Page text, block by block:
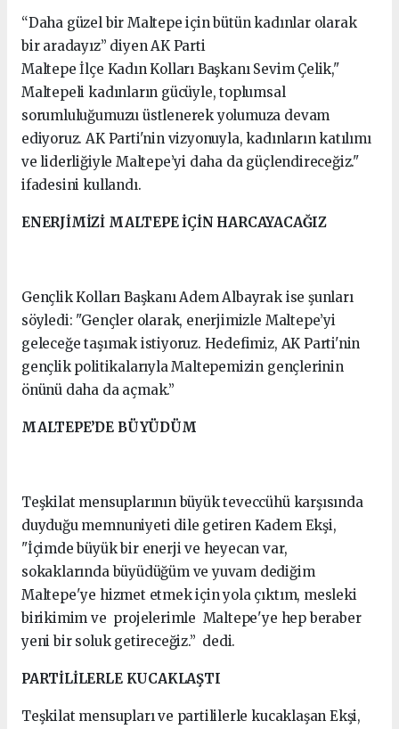
“Daha güzel bir Maltepe için bütün kadınlar olarak
bir aradayız” diyen AK Parti
Maltepe İlçe Kadın Kolları Başkanı Sevim Çelik,"
Maltepeli kadınların gücüyle, toplumsal
sorumluluğumuzu üstlenerek yolumuza devam
ediyoruz. AK Parti'nin vizyonuyla, kadınların katılımı
ve liderliğiyle Maltepe’yi daha da güçlendireceğiz."
ifadesini kullandı.
ENERJİMİZİ MALTEPE İÇİN HARCAYACAĞIZ
Gençlik Kolları Başkanı Adem Albayrak ise şunları
söyledi: "Gençler olarak, enerjimizle Maltepe’yi
geleceğe taşımak istiyoruz. Hedefimiz, AK Parti'nin
gençlik politikalarıyla Maltepemizin gençlerinin
önünü daha da açmak.”
MALTEPE’DE BÜYÜDÜM
Teşkilat mensuplarının büyük teveccühü karşısında
duyduğu memnuniyeti dile getiren Kadem Ekşi,
"İçimde büyük bir enerji ve heyecan var,
sokaklarında büyüdüğüm ve yuvam dediğim
Maltepe'ye hizmet etmek için yola çıktım, mesleki
birikimim ve projelerimle Maltepe'ye hep beraber
yeni bir soluk getireceğiz.” dedi.
PARTİLİLERLE KUCAKLAŞTI
Teşkilat mensupları ve partililerle kucaklaşan Ekşi,